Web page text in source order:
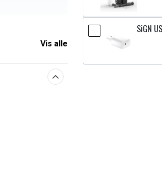
Vis alle
SiGN